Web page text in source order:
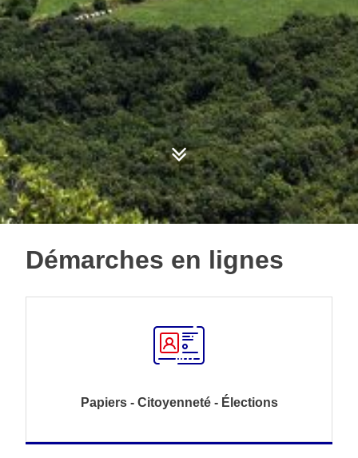
Démarches en lignes
Papiers - Citoyenneté - Élections